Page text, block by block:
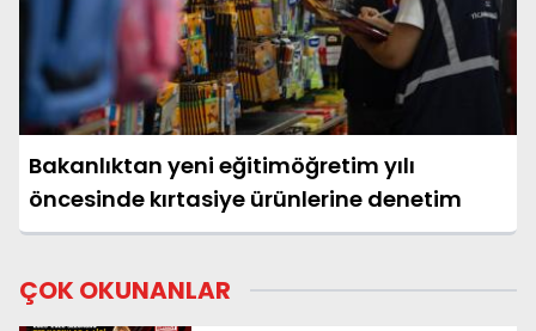
Bakanlıktan yeni eğitimöğretim yılı
öncesinde kırtasiye ürünlerine denetim
ÇOK OKUNANLAR